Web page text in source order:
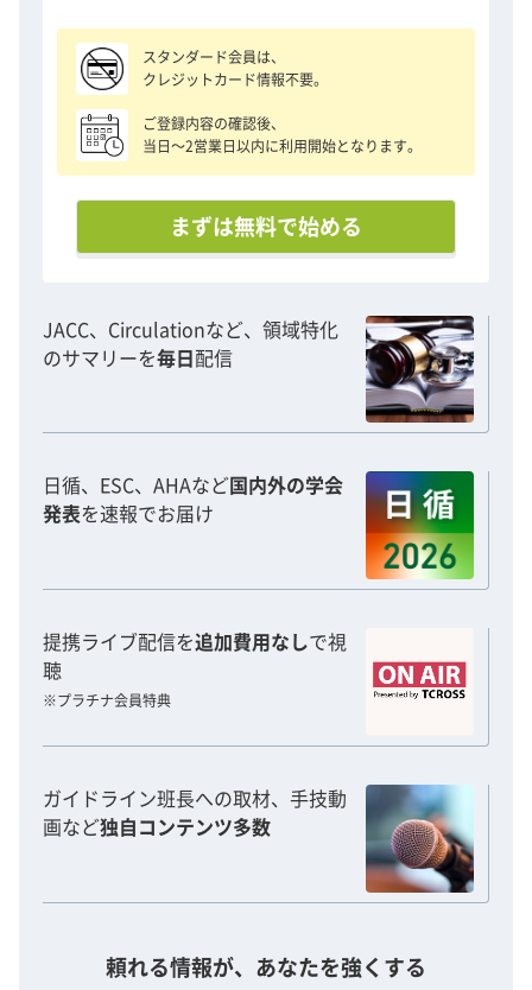
スタンダード会員は、
クレジットカード情報不要。
ご登録内容の確認後、
当日〜2営業日以内に利用開始となります。
まずは無料で始める
JACC、Circulationなど、領域特化
のサマリーを毎日 配信
日循、ESC、AHAなど国内外の学会
発表を速報でお届け
提携ライブ配信を追加費用なしで視
聴
※プラチナ会員特典
ガイドライン班長への取材、手技動
画など独自コンテンツ多数
頼れる情報が、あなたを強くする